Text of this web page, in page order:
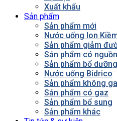
Xuất khẩu
Sản phẩm
Sản phẩm mới
Nước uống Ion
Sản phẩm giảm
Sản phẩm có
Sản phẩm bổ dưỡng
Nước uống Bidrico
Sản phẩm không
Sản phẩm có gaz
Sản phẩm bổ sung
Sản phẩm khác